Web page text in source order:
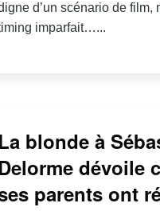
d’un scénario de film,
imparfait…...
La blonde à
dévoile
parents ont